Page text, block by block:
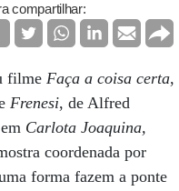
compartilhar:
filmeFaça a coisa certa,
Frenesi, de Alfred
Carlota Joaquina,
coordenada por
forma fazem a ponte